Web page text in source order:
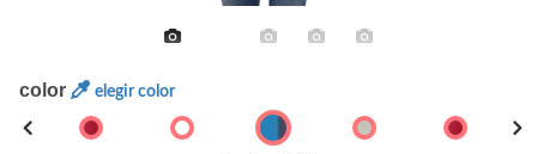
color elegir color